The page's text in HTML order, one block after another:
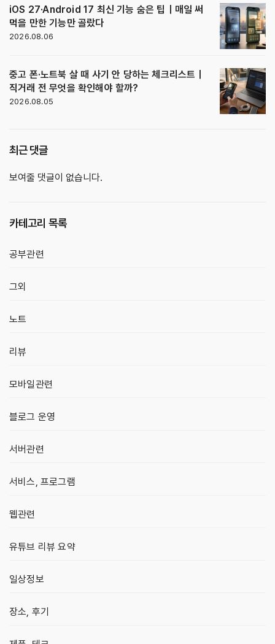
iOS 27·Android 17 최신 기능 숨은 팁｜매일 써
먹을 만한 기능만 골랐다
2026.08.06
중고 폰·노트북 살 때 사기 안 당하는 체크리스트｜
직거래 전 무엇을 확인해야 할까?
2026.08.05
최근 댓글
보여줄 댓글이 없습니다.
카테고리 목록
공부관련
그외
노트
리뷰
모바일관련
블로그 운영
서버관련
서비스, 프로그램
웹관련
유튜브 리뷰 요약
일상정보
장소, 후기